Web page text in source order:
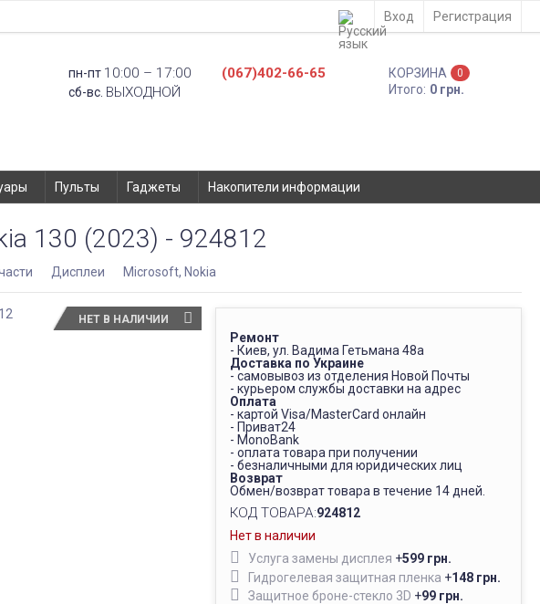
Вход Регистрация
пн-пт 10:00 – 17:00
сб-вс. ВЫХОДНОЙ
(067)402-66-65 КОРЗИНА 0
Итого: 0 грн.
Пульты Гаджеты Накопители информации
130 (2023) - 924812
Дисплеи Microsoft, Nokia
НЕТ В НАЛИЧИИ
Ремонт
- Киев, ул. Вадима Гетьмана 48а
Доставка по Украине
- самовывоз из отделения Новой Почты
- курьером службы доставки на адрес
Оплата
- картой Visa/MasterCard онлайн
- Приват24
- MonoBank
- оплата товара при получении
- безналичными для юридических лиц
Возврат
Обмен/возврат товара в течение 14 дней.
КОД ТОВАРА:924812
Нет в наличии
Услуга замены дисплея +599 грн.
Гидрогелевая защитная пленка +148 грн.
Защитное броне-стекло 3D +99 грн.